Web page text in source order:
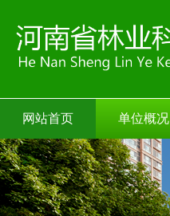
网站首页 单位概况